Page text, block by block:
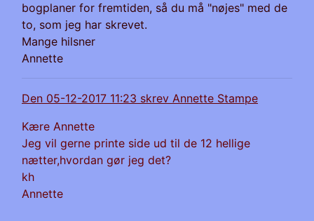
bogplaner for fremtiden, så du må "nøjes" med de
to, som jeg har skrevet.
Mange hilsner
Annette
Den 05-12-2017 11:23 skrev Annette Stampe
Kære Annette
Jeg vil gerne printe side ud til de 12 hellige
nætter,hvordan gør jeg det?
kh
Annette